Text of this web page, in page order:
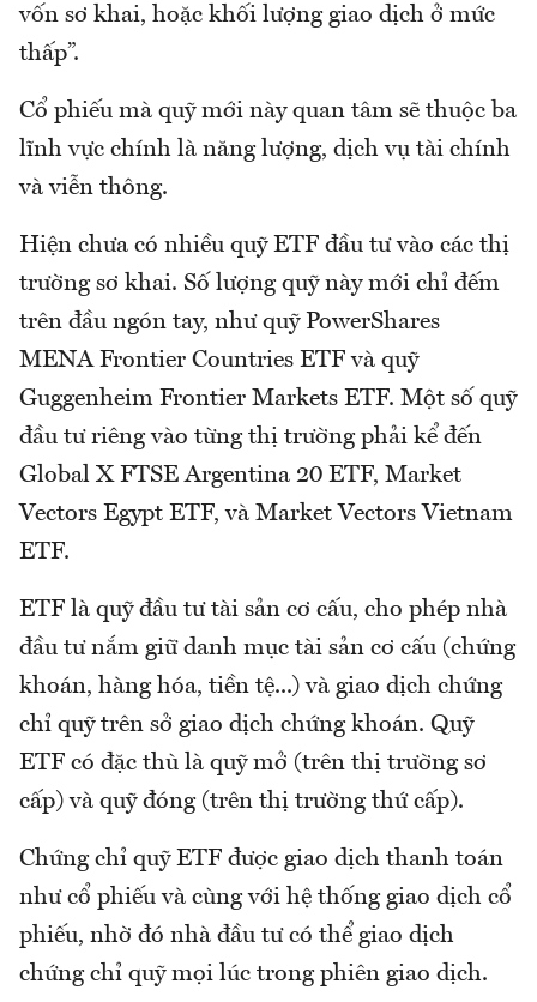
vốn sơ khai, hoặc khối lượng giao dịch ở mức
thấp”.
Cổ phiếu mà quỹ mới này quan tâm sẽ thuộc ba
lĩnh vực chính là năng lượng, dịch vụ tài chính
và viễn thông.
Hiện chưa có nhiều quỹ ETF đầu tư vào các thị
trường sơ khai. Số lượng quỹ này mới chỉ đếm
trên đầu ngón tay, như quỹ PowerShares
MENA Frontier Countries ETF và quỹ
Guggenheim Frontier Markets ETF. Một số quỹ
đầu tư riêng vào từng thị trường phải kể đến
Global X FTSE Argentina 20 ETF, Market
Vectors Egypt ETF, và Market Vectors Vietnam
ETF.
ETF là quỹ đầu tư tài sản cơ cấu, cho phép nhà
đầu tư nắm giữ danh mục tài sản cơ cấu (chứng
khoán, hàng hóa, tiền tệ...) và giao dịch chứng
chỉ quỹ trên sở giao dịch chứng khoán. Quỹ
ETF có đặc thù là quỹ mở (trên thị trường sơ
cấp) và quỹ đóng (trên thị trường thứ cấp).
Chứng chỉ quỹ ETF được giao dịch thanh toán
như cổ phiếu và cùng với hệ thống giao dịch cổ
phiếu, nhờ đó nhà đầu tư có thể giao dịch
chứng chỉ quỹ mọi lúc trong phiên giao dịch.